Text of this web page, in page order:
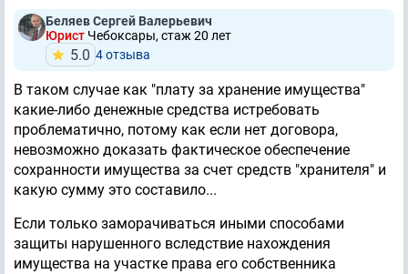
Беляев Сергей Валерьевич
Юрист Чебоксары, стаж 20 лет
5.0 4 отзывa
В таком случае как "плату за хранение имущества"
какие-либо денежные средства истребовать
проблематично, потому как если нет договора,
невозможно доказать фактическое обеспечение
сохранности имущества за счет средств "хранителя" и
какую сумму это составило...
Если только заморачиваться иными способами
защиты нарушенного вследствие нахождения
имущества на участке права его собственника